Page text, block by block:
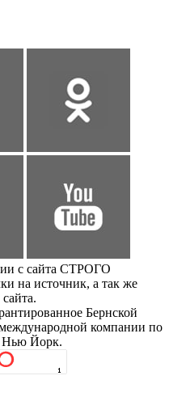
с сайта СТРОГО
на источник, а так же
Бернской
компании по
Нью Йорк.